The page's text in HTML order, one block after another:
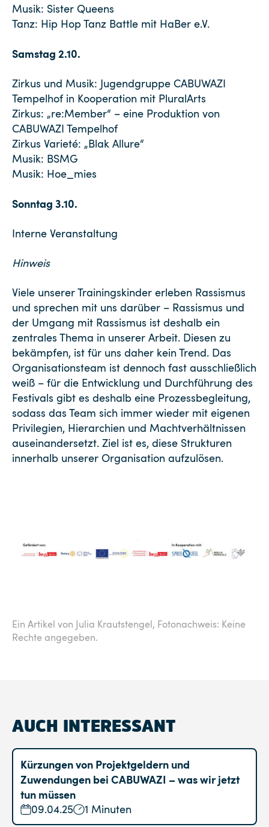
Musik: Sister Queens
Tanz: Hip Hop Tanz Battle mit HaBer e.V.
Samstag 2.10.
Zirkus und Musik: Jugendgruppe CABUWAZI
Tempelhof in Kooperation mit PluralArts
Zirkus: „re:Member“ – eine Produktion von
CABUWAZI Tempelhof
Zirkus Varieté: „Blak Allure“
Musik: BSMG
Musik: Hoe_mies
Sonntag 3.10.
Interne Veranstaltung
Hinweis
Viele unserer Trainingskinder erleben Rassismus
und sprechen mit uns darüber – Rassismus und
der Umgang mit Rassismus ist deshalb ein
zentrales Thema in unserer Arbeit. Diesen zu
bekämpfen, ist für uns daher kein Trend. Das
Organisationsteam ist dennoch fast ausschließlich
weiß – für die Entwicklung und Durchführung des
Festivals gibt es deshalb eine Prozessbegleitung,
sodass das Team sich immer wieder mit eigenen
Privilegien, Hierarchien und Machtverhältnissen
auseinandersetzt. Ziel ist es, diese Strukturen
innerhalb unserer Organisation aufzulösen.
Ein Artikel von Julia Krautstengel, Fotonachweis: Keine
Rechte angegeben.
AUCH INTERESSANT
Kürzungen von Projektgeldern und
Zuwendungen bei CABUWAZI – was wir jetzt
tun müssen
09.04.25 1 Minuten